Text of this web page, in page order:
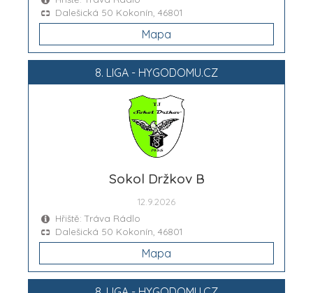
Dalešická 50 Kokonín, 46801
Mapa
8. LIGA - HYGODOMU.CZ
Sokol Držkov B
12.9.2026
Hřiště: Tráva Rádlo
Dalešická 50 Kokonín, 46801
Mapa